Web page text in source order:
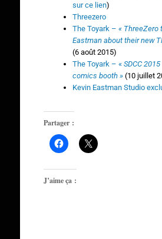
sur ce lien)
Threezero
The Toyark – « ThreeZero
Eastman about their new
(6 août 2015)
The Toyark – « SDCC
comics booth »(10 juillet
Kevin Eastman Studio
Partager :
J’aime ça :